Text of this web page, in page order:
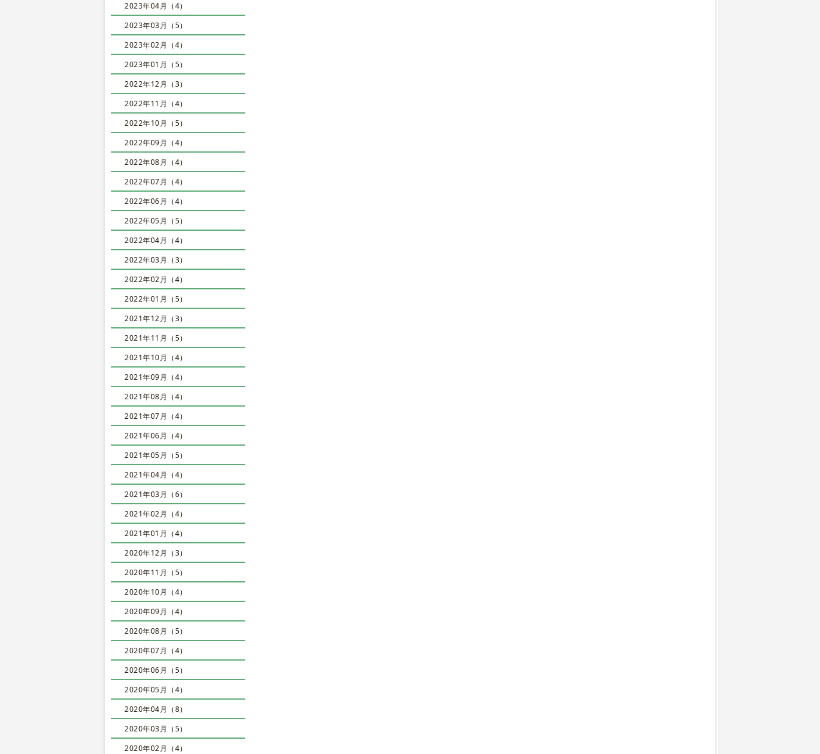
2023年04月（4）
2023年03月（5）
2023年02月（4）
2023年01月（5）
2022年12月（3）
2022年11月（4）
2022年10月（5）
2022年09月（4）
2022年08月（4）
2022年07月（4）
2022年06月（4）
2022年05月（5）
2022年04月（4）
2022年03月（3）
2022年02月（4）
2022年01月（5）
2021年12月（3）
2021年11月（5）
2021年10月（4）
2021年09月（4）
2021年08月（4）
2021年07月（4）
2021年06月（4）
2021年05月（5）
2021年04月（4）
2021年03月（6）
2021年02月（4）
2021年01月（4）
2020年12月（3）
2020年11月（5）
2020年10月（4）
2020年09月（4）
2020年08月（5）
2020年07月（4）
2020年06月（5）
2020年05月（4）
2020年04月（8）
2020年03月（5）
2020年02月（4）